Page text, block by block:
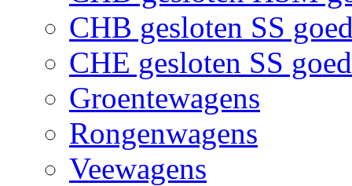
CHB gesloten SS
CHE gesloten SS
Groentewagens
Rongenwagens
Veewagens